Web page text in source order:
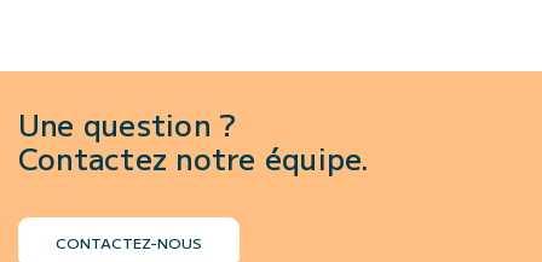
Une question ?
Contactez notre équipe.
CONTACTEZ-NOUS